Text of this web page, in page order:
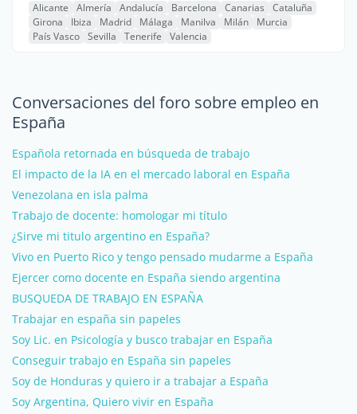
Alicante Almería Andalucía Barcelona Canarias
Cataluña
Girona
Ibiza Madrid Málaga Manilva Milán
Murcia
País Vasco Sevilla Tenerife Valencia
Conversaciones del foro sobre empleo en
España
Española retornada en búsqueda de trabajo
El impacto de la IA en el mercado laboral en España
Venezolana en isla palma
Trabajo de docente: homologar mi título
¿Sirve mi titulo argentino en España?
Vivo en Puerto Rico y tengo pensado mudarme a España
Ejercer como docente en España siendo argentina
BUSQUEDA DE TRABAJO EN ESPAÑA
Trabajar en españa sin papeles
Soy Lic. en Psicología y busco trabajar en España
Conseguir trabajo en España sin papeles
Soy de Honduras y quiero ir a trabajar a España
Soy Argentina, Quiero vivir en España